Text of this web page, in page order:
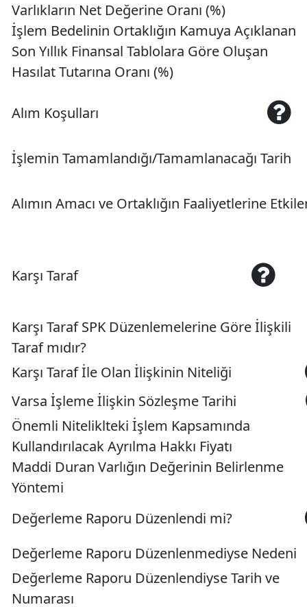
Varlıkların Net Değerine Oranı (%)
İşlem Bedelinin Ortaklığın Kamuya Açıklanan
Son Yıllık Finansal Tablolara Göre Oluşan
Hasılat Tutarına Oranı (%)
Alım Koşulları
İşlemin Tamamlandığı/Tamamlanacağı Tarih
Alımın Amacı ve Ortaklığın Faaliyetlerine
Karşı Taraf
Karşı Taraf SPK Düzenlemelerine Göre İlişkili
Taraf mıdır?
Karşı Taraf İle Olan İlişkinin Niteliği
Varsa İşleme İlişkin Sözleşme Tarihi
Önemli Niteliklteki İşlem Kapsamında
Kullandırılacak Ayrılma Hakkı Fiyatı
Maddi Duran Varlığın Değerinin Belirlenme
Yöntemi
Değerleme Raporu Düzenlendi mi?
Değerleme Raporu Düzenlenmediyse Nedeni
Değerleme Raporu Düzenlendiyse Tarih ve
Numarası